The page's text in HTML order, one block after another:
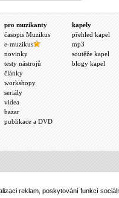
pro muzikanty
časopis Muzikus
e-muzikus
novinky
testy nástrojů
články
workshopy
seriály
videa
bazar
publikace a DVD
kapely
přehled kapel
mp3
soutěže kapel
blogy kapel
reklam, poskytování funkcí